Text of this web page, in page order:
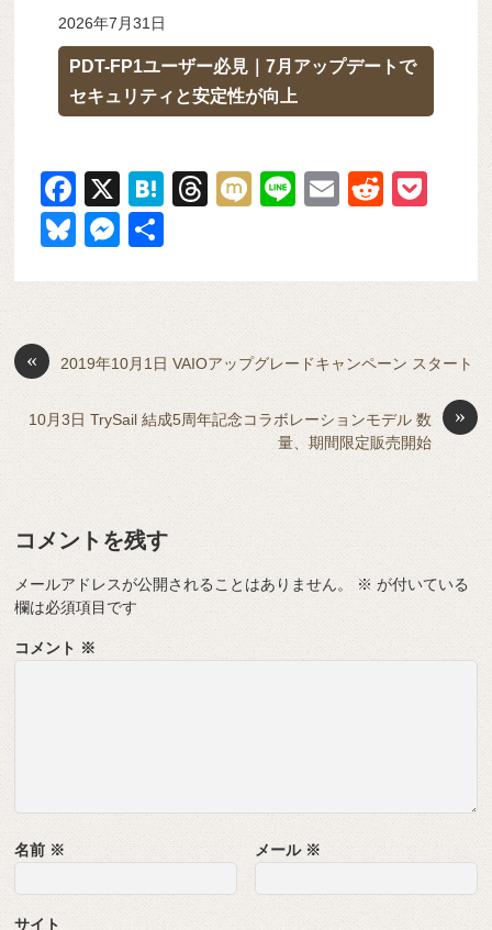
2026年7月31日
PDT-FP1ユーザー必見｜7月アップデートで
セキュリティと安定性が向上
F
a
c
e
b
o
k
X
H
n
T
a
d
s
M Li
E
R
di et
Bl
e
sk
y
M
n
g
er
« 2019年10月1日 VAIOアップグレードキャンペーン スタート
»
10月3日 TrySail 結成5周年記念コラボレーションモデル 数
量、期間限定販売開始
コメントを残す
メールアドレスが公開されることはありません。 ※ が付いている
欄は必須項目です
コメント ※
名前 ※ メール ※
サイト